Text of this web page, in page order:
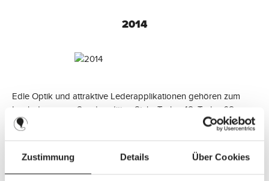
Zustimmung Details Über Cookies
2014
Edle Optik und attraktive Lederapplikationen gehören zum
Look der neuen Sonderedition Style. Turbo 4S, Turbo 6S,
Viper 4S und Zoom sind in dem neuen eleganten Design
Geschwisterwagen Zoom setzt sich beim Lovedbyparents
Award in zwei Kategorien gegenüber rund 100 Marken aus